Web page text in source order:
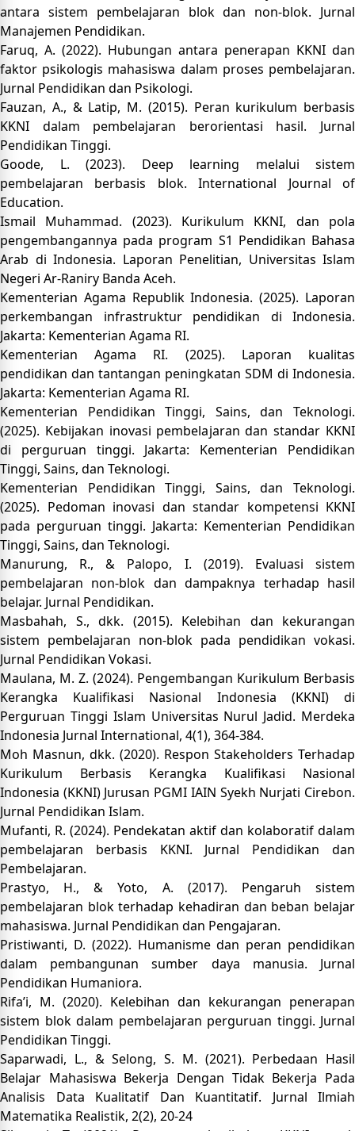
antara sistem pembelajaran blok dan non-blok. Jurnal
Manajemen Pendidikan.
Faruq, A. (2022). Hubungan antara penerapan KKNI dan
faktor psikologis mahasiswa dalam proses pembelajaran.
Jurnal Pendidikan dan Psikologi.
Fauzan, A., & Latip, M. (2015). Peran kurikulum berbasis
KKNI dalam pembelajaran berorientasi hasil. Jurnal
Pendidikan Tinggi.
Goode, L. (2023). Deep learning melalui sistem
pembelajaran berbasis blok. International Journal of
Education.
Ismail Muhammad. (2023). Kurikulum KKNI, dan pola
pengembangannya pada program S1 Pendidikan Bahasa
Arab di Indonesia. Laporan Penelitian, Universitas Islam
Negeri Ar-Raniry Banda Aceh.
Kementerian Agama Republik Indonesia. (2025). Laporan
perkembangan infrastruktur pendidikan di Indonesia.
Jakarta: Kementerian Agama RI.
Kementerian Agama RI. (2025). Laporan kualitas
pendidikan dan tantangan peningkatan SDM di Indonesia.
Jakarta: Kementerian Agama RI.
Kementerian Pendidikan Tinggi, Sains, dan Teknologi.
(2025). Kebijakan inovasi pembelajaran dan standar KKNI
di perguruan tinggi. Jakarta: Kementerian Pendidikan
Tinggi, Sains, dan Teknologi.
Kementerian Pendidikan Tinggi, Sains, dan Teknologi.
(2025). Pedoman inovasi dan standar kompetensi KKNI
pada perguruan tinggi. Jakarta: Kementerian Pendidikan
Tinggi, Sains, dan Teknologi.
Manurung, R., & Palopo, I. (2019). Evaluasi sistem
pembelajaran non-blok dan dampaknya terhadap hasil
belajar. Jurnal Pendidikan.
Masbahah, S., dkk. (2015). Kelebihan dan kekurangan
sistem pembelajaran non-blok pada pendidikan vokasi.
Jurnal Pendidikan Vokasi.
Maulana, M. Z. (2024). Pengembangan Kurikulum Berbasis
Kerangka Kualifikasi Nasional Indonesia (KKNI) di
Perguruan Tinggi Islam Universitas Nurul Jadid. Merdeka
Indonesia Jurnal International, 4(1), 364-384.
Moh Masnun, dkk. (2020). Respon Stakeholders Terhadap
Kurikulum Berbasis Kerangka Kualifikasi Nasional
Indonesia (KKNI) Jurusan PGMI IAIN Syekh Nurjati Cirebon.
Jurnal Pendidikan Islam.
Mufanti, R. (2024). Pendekatan aktif dan kolaboratif dalam
pembelajaran berbasis KKNI. Jurnal Pendidikan dan
Pembelajaran.
Prastyo, H., & Yoto, A. (2017). Pengaruh sistem
pembelajaran blok terhadap kehadiran dan beban belajar
mahasiswa. Jurnal Pendidikan dan Pengajaran.
Pristiwanti, D. (2022). Humanisme dan peran pendidikan
dalam pembangunan sumber daya manusia. Jurnal
Pendidikan Humaniora.
Rifa’i, M. (2020). Kelebihan dan kekurangan penerapan
sistem blok dalam pembelajaran perguruan tinggi. Jurnal
Pendidikan Tinggi.
Saparwadi, L., & Selong, S. M. (2021). Perbedaan Hasil
Belajar Mahasiswa Bekerja Dengan Tidak Bekerja Pada
Analisis Data Kualitatif Dan Kuantitatif. Jurnal Ilmiah
Matematika Realistik, 2(2), 20-24